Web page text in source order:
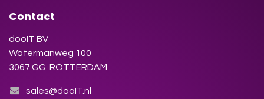
Contact
dooIT BV
Watermanweg 100
3067 GG ROTTERDAM
sales@dooIT.nl